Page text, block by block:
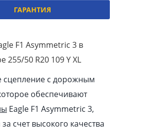
ГАРАНТИЯ
F1 Asymmetric 3 в
255/50 R20 109 Y XL
сцепление с дорожным
обеспечивают
Eagle F1 Asymmetric 3,
за счет высокого качества